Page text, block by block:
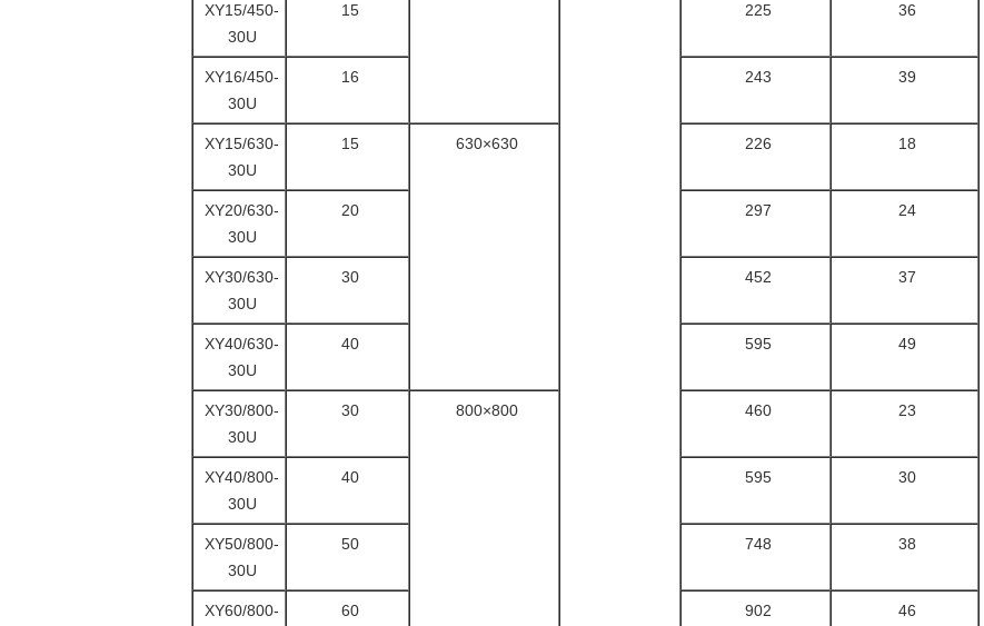
XY15/450-
30U
15 225 36
XY16/450-
30U
16 243 39
XY15/630-
30U
15 630×630 226 18
XY20/630-
30U
20 297 24
XY30/630-
30U
30 452 37
XY40/630-
30U
40 595 49
XY30/800-
30U
30 800×800 460 23
XY40/800-
30U
40 595 30
XY50/800-
30U
50 748 38
XY60/800-
60 902 46